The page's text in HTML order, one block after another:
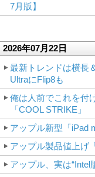
7月版】
2026年07月22日
最新トレンドは横長
UltraにFlip8も
俺は人前でこれを付
「COOL STRIKE」
アップル新型「iPad
アップル製品値上げ
アップル、実は“Intel